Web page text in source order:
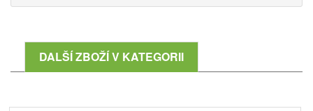
DALŠÍ ZBOŽÍ V KATEGORII